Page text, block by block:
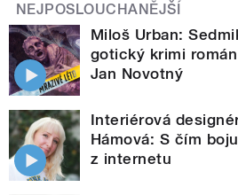
NEJPOSLOUCHANĚJŠÍ
Miloš Urban:
gotický krimi
Jan Novotný
Interiérová
Hámová: S čím
z internetu